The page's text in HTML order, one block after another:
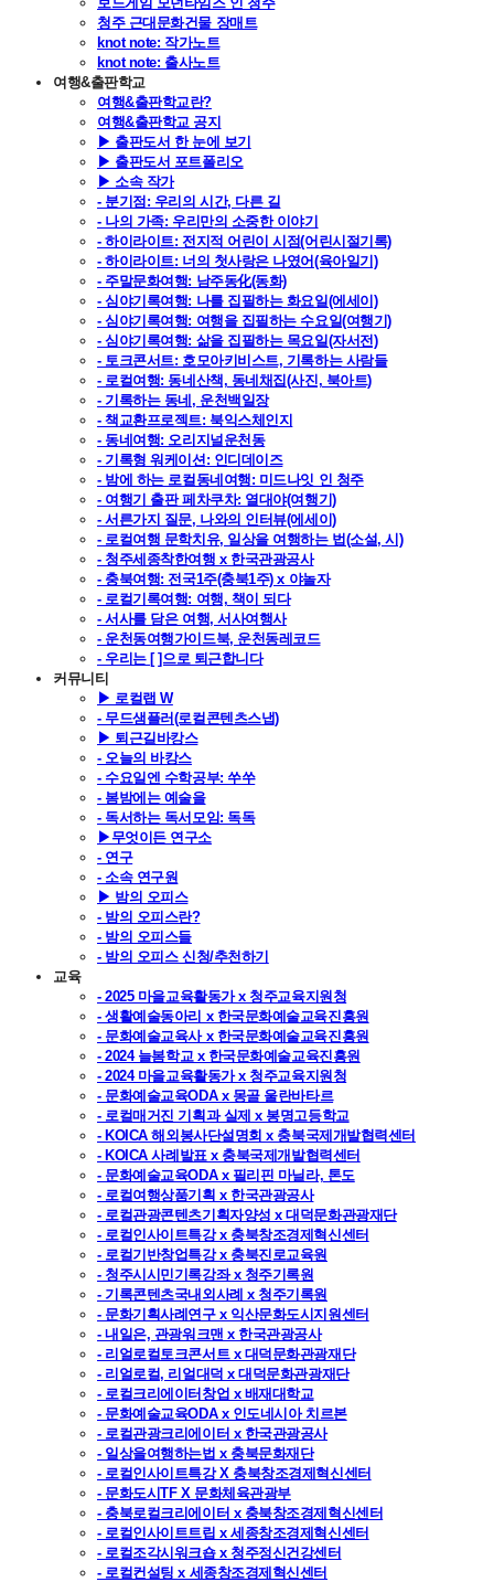
청주 근대문화건물 장매트
knot note: 작가노트
knot note: 출사노트
여행&출판학교
여행&출판학교란?
여행&출판학교 공지
▶ 출판도서 한 눈에 보기
▶ 출판도서 포트폴리오
▶ 소속 작가
- 분기점: 우리의 시간, 다른 길
- 나의 가족: 우리만의 소중한 이야기
- 하이라이트: 전지적 어린이 시점(어린시절기록)
- 하이라이트: 너의 첫사랑은 나였어(육아일기)
- 주말문화여행: 남주동化(동화)
- 심야기록여행: 나를 집필하는 화요일(에세이)
- 심야기록여행: 여행을 집필하는 수요일(여행기)
- 심야기록여행: 삶을 집필하는 목요일(자서전)
- 토크콘서트: 호모아키비스트, 기록하는 사람들
- 로컬여행: 동네산책, 동네채집(사진, 북아트)
- 기록하는 동네, 운천백일장
- 책교환프로젝트: 북익스체인지
- 동네여행: 오리지널운천동
- 기록형 워케이션: 인디데이즈
- 밤에 하는 로컬동네여행: 미드나잇 인 청주
- 여행기 출판 페차쿠차: 열대야(여행기)
- 서른가지 질문, 나와의 인터뷰(에세이)
- 로컬여행 문학치유, 일상을 여행하는 법(소설, 시)
- 청주세종착한여행 x 한국관광공사
- 충북여행: 전국1주(충북1주) x 야놀자
- 로컬기록여행: 여행, 책이 되다
- 서사를 담은 여행, 서사여행사
- 운천동여행가이드북, 운천동레코드
- 우리는 [ ]으로 퇴근합니다
커뮤니티
▶ 로컬랩 W
- 무드샘플러(로컬콘텐츠스냅)
▶ 퇴근길바캉스
- 오늘의 바캉스
- 수요일엔 수학공부: 쑤쑤
- 봄밤에는 예술을
- 독서하는 독서모임: 독독
▶무엇이든 연구소
- 연구
- 소속 연구원
▶ 밤의 오피스
- 밤의 오피스란?
- 밤의 오피스들
- 밤의 오피스 신청/추천하기
교육
- 2025 마을교육활동가 x 청주교육지원청
- 생활예술동아리 x 한국문화예술교육진흥원
- 문화예술교육사 x 한국문화예술교육진흥원
- 2024 늘봄학교 x 한국문화예술교육진흥원
- 2024 마을교육활동가 x 청주교육지원청
- 문화예술교육ODA x 몽골 울란바타르
- 로컬매거진 기획과 실제 x 봉명고등학교
- KOICA 해외봉사단설명회 x 충북국제개발협력센터
- KOICA 사례발표 x 충북국제개발협력센터
- 문화예술교육ODA x 필리핀 마닐라, 톤도
- 로컬여행상품기획 x 한국관광공사
- 로컬관광콘텐츠기획자양성 x 대덕문화관광재단
- 로컬인사이트특강 x 충북창조경제혁신센터
- 로컬기반창업특강 x 충북진로교육원
- 청주시시민기록강좌 x 청주기록원
- 기록콘텐츠국내외사례 x 청주기록원
- 문화기획사례연구 x 익산문화도시지원센터
- 내일은, 관광워크맨 x 한국관광공사
- 리얼로컬토크콘서트 x 대덕문화관광재단
- 리얼로컬, 리얼대덕 x 대덕문화관광재단
- 로컬크리에이터창업 x 배재대학교
- 문화예술교육ODA x 인도네시아 치르본
- 로컬관광크리에이터 x 한국관광공사
- 일상을여행하는법 x 충북문화재단
- 로컬인사이트특강 X 충북창조경제혁신센터
- 문화도시TF X 문화체육관광부
- 충북로컬크리에이터 x 충북창조경제혁신센터
- 로컬인사이트트립 x 세종창조경제혁신센터
- 로컬조각시워크숍 x 청주정신건강센터
- 로컬컨설팅 x 세종창조경제혁신센터